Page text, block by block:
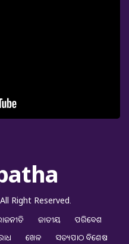
Right Reserved.
ଜାତୀୟ
ପରିବେଶ
ଖେଳ ସତ୍ୟପାଠ ବିଶେଷ